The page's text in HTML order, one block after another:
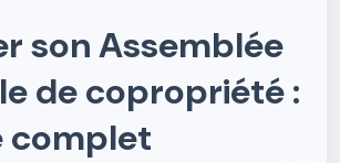
son Assemblée
de copropriété :
complet